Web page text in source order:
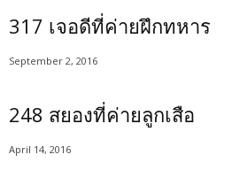
317 เจอดีที่ค่ายฝึกทหาร
September 2, 2016
248 สยองที่ค่ายลูกเสือ
April 14, 2016